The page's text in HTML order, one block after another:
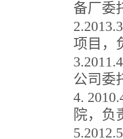
备厂委
项目，
公司委
4.
院，负